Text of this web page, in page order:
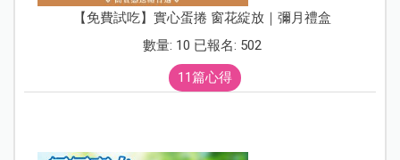
【免費試吃】實心蛋捲 窗花綻放｜彌月禮盒
數量: 10 已報名: 502
11篇心得